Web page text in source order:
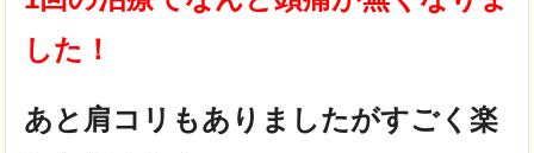
した！
あと肩コリもありましたがすごく楽